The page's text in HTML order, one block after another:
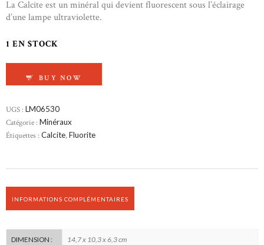
La Calcite est un minéral qui devient fluorescent sous l’éclairage
d’une lampe ultraviolette.
1 EN STOCK
BUY NOW
UGS : LM06530
Catégorie : Minéraux
Étiquettes : Calcite,Fluorite
INFORMATIONS COMPLÉMENTAIRES
DIMENSION : 14,7 x 10,3 x 6,3 cm